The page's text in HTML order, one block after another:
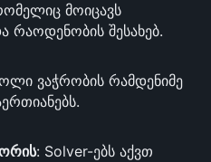
მოიცავს
რაოდენობის შესახებ.
ვაჭრობის რამდენიმე
: Solver-ებს აქვთ